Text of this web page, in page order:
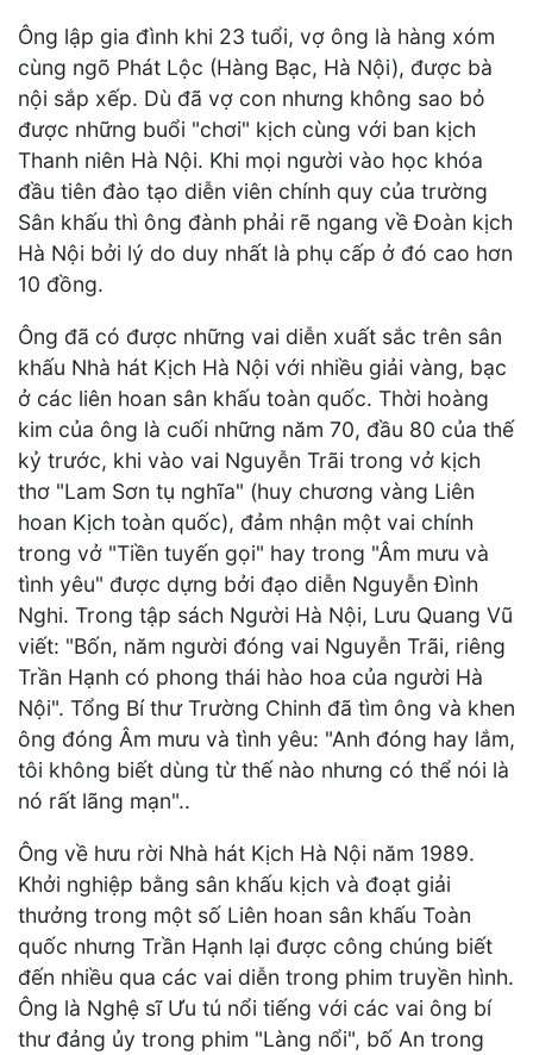
Ông lập gia đình khi 23 tuổi, vợ ông là hàng xóm
cùng ngõ Phát Lộc (Hàng Bạc, Hà Nội), được bà
nội sắp xếp. Dù đã vợ con nhưng không sao bỏ
được những buổi "chơi" kịch cùng với ban kịch
Thanh niên Hà Nội. Khi mọi người vào học khóa
đầu tiên đào tạo diễn viên chính quy của trường
Sân khấu thì ông đành phải rẽ ngang về Đoàn kịch
Hà Nội bởi lý do duy nhất là phụ cấp ở đó cao hơn
10 đồng.
Ông đã có được những vai diễn xuất sắc trên sân
khấu Nhà hát Kịch Hà Nội với nhiều giải vàng, bạc
ở các liên hoan sân khấu toàn quốc. Thời hoàng
kim của ông là cuối những năm 70, đầu 80 của thế
kỷ trước, khi vào vai Nguyễn Trãi trong vở kịch
thơ "Lam Sơn tụ nghĩa" (huy chương vàng Liên
hoan Kịch toàn quốc), đảm nhận một vai chính
trong vở "Tiền tuyến gọi" hay trong "Âm mưu và
tình yêu" được dựng bởi đạo diễn Nguyễn Đình
Nghi. Trong tập sách Người Hà Nội, Lưu Quang Vũ
viết: "Bốn, năm người đóng vai Nguyễn Trãi, riêng
Trần Hạnh có phong thái hào hoa của người Hà
Nội". Tổng Bí thư Trường Chinh đã tìm ông và khen
ông đóng Âm mưu và tình yêu: "Anh đóng hay lắm,
tôi không biết dùng từ thế nào nhưng có thể nói là
nó rất lãng mạn"..
Ông về hưu rời Nhà hát Kịch Hà Nội năm 1989.
Khởi nghiệp bằng sân khấu kịch và đoạt giải
thưởng trong một số Liên hoan sân khấu Toàn
quốc nhưng Trần Hạnh lại được công chúng biết
đến nhiều qua các vai diễn trong phim truyền hình.
Ông là Nghệ sĩ Ưu tú nổi tiếng với các vai ông bí
thư đảng ủy trong phim "Làng nổi", bố An trong